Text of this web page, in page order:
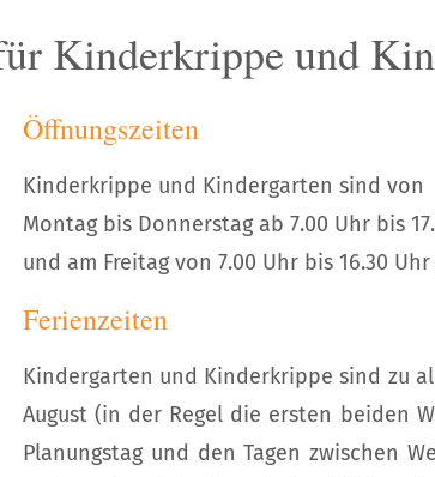
Kinderkrippe und
Öffnungszeiten
Kinderkrippe und Kindergarten sind von
Montag bis Donnerstag ab 7.00 Uhr bis
und am Freitag von 7.00 Uhr bis 16.30
Ferienzeiten
Kindergarten und Kinderkrippe sind zu
August (in der Regel die ersten beiden
Planungstag und den Tagen zwischen